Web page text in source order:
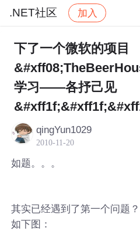
.NET社区 加入
社区 .NET社区 帖子详
下了一个微软的项目
学习——各抒己见
qingYun1029
2010-11-20
如题。。。
其实已经遇到了第一个问题？
如下图：